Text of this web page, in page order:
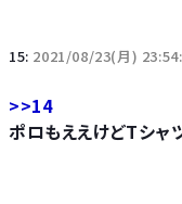
15: 2021/08/23(月)
>>14
ポロもええけどTシャ